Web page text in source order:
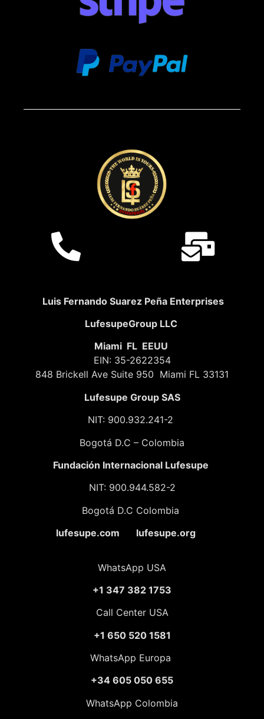
Luis Fernando Suarez Peña Enterprises
LufesupeGroup LLC
Miami FL EEUU
EIN: 35-2622354
848 Brickell Ave Suite 950 Miami FL 33131
Lufesupe Group SAS
NIT: 900.932.241-2
Bogotá D.C – Colombia
Fundación Internacional Lufesupe
NIT: 900.944.582-2
Bogotá D.C Colombia
lufesupe.com lufesupe.org
WhatsApp USA
+1 347 382 1753
Call Center USA
+1 650 520 1581
WhatsApp Europa
+34 605 050 655
WhatsApp Colombia